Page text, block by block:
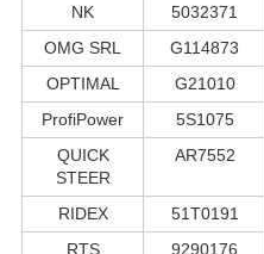
NK
5032371
OMG SRL
G114873
OPTIMAL
G21010
ProfiPower
5S1075
QUICK
STEER
AR7552
RIDEX 51T0191
RTS
9290176